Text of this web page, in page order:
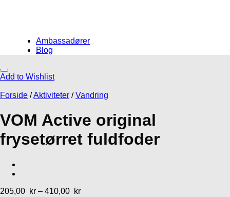
Ambassadører
Blog
Måske kunne nogle af disse produkter
have din interesse?
Add to Wishlist
2.0 canicross bælte
Add to Wishlist
Add to Wishlist
Forside /Aktiviteter / Vandring
VOM Active original
frysetørret fuldfoder
205,00 kr – 410,00 kr